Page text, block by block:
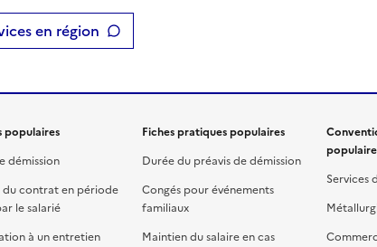
en région
populaires
démission
du contrat en période
le salarié
à un entretien
Fiches pratiques populaires
Durée du préavis de démission
Congés pour événements
familiaux
Maintien du salaire en cas
Services